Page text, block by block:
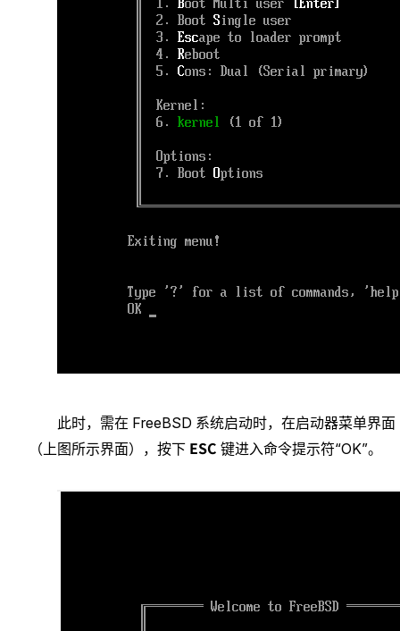
此时，需在 FreeBSD 系统启动时，在启动器菜单界面
（上图所示界面），按下 ESC 键进入命令提示符“OK”。